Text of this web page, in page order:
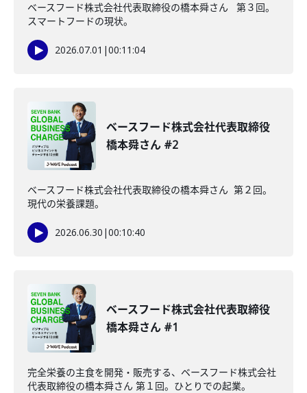
ベースフード株式会社代表取締役の橋本舜さん 第３回。
スマートフードの現状。
2026.07.01 |00:11:04
ベースフード株式会社代表取締役
橋本舜さん #2
ベースフード株式会社代表取締役の橋本舜さん 第２回。
現代の栄養課題。
2026.06.30 |00:10:40
ベースフード株式会社代表取締役
橋本舜さん #1
完全栄養の主食を開発・販売する、ベースフード株式会社
代表取締役の橋本舜さん 第１回。ひとりでの起業。